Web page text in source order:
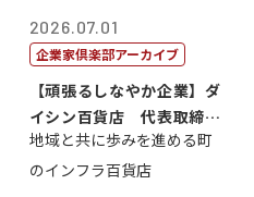
2026.07.01
企業家倶楽部アーカイブ
【頑張るしなやか企業】ダ
イシン百貨店 代表取締役
社長 西山 ...
地域と共に歩みを進める町
のインフラ百貨店